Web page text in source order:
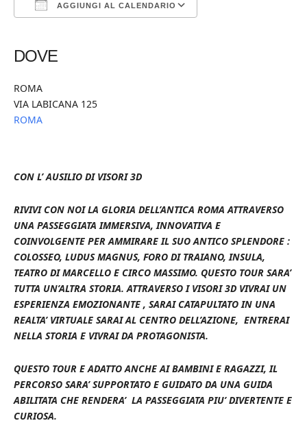
AGGIUNGI AL CALENDARIO
DOVE
ROMA
VIA LABICANA 125
ROMA
CON L’ AUSILIO DI VISORI 3D
RIVIVI CON NOI LA GLORIA DELL’ANTICA ROMA ATTRAVERSO
UNA PASSEGGIATA IMMERSIVA, INNOVATIVA E
COINVOLGENTE PER AMMIRARE IL SUO ANTICO SPLENDORE :
COLOSSEO, LUDUS MAGNUS, FORO DI TRAIANO, INSULA,
TEATRO DI MARCELLO E CIRCO MASSIMO. QUESTO TOUR SARA’
TUTTA UN’ALTRA STORIA. ATTRAVERSO I VISORI 3D VIVRAI UN
ESPERIENZA EMOZIONANTE , SARAI CATAPULTATO IN UNA
REALTA’ VIRTUALE SARAI AL CENTRO DELL’AZIONE, ENTRERAI
NELLA STORIA E VIVRAI DA PROTAGONISTA.
QUESTO TOUR E ADATTO ANCHE AI BAMBINI E RAGAZZI, IL
PERCORSO SARA’ SUPPORTATO E GUIDATO DA UNA GUIDA
ABILITATA CHE RENDERA’ LA PASSEGGIATA PIU’ DIVERTENTE E
CURIOSA.